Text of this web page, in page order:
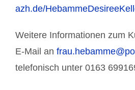
azh.de/
Weitere Informationen zum
E-Mail an
telefonisch unter 0163